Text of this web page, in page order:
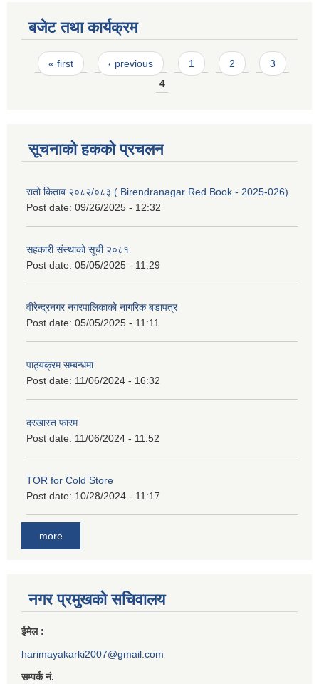
बजेट तथा कार्यक्रम
Pages
« first ‹ previous 1 2
3
4
सूचनाको हकको प्रचलन
रातो किताब २०८२/०८३ ( Birendranagar Red Book - 2025-026)
Post date: 09/26/2025 - 12:32
सहकारी संस्थाको सूची २०८१
Post date: 05/05/2025 - 11:29
वीरेन्द्रनगर नगरपालिकाको नागरिक बडापत्र
Post date: 05/05/2025 - 11:11
पाठ्यक्रम सम्बन्धमा
Post date: 11/06/2024 - 16:32
दरखास्त फारम
Post date: 11/06/2024 - 11:52
TOR for Cold Store
Post date: 10/28/2024 - 11:17
more
नगर प्रमुखको सचिवालय
ईमेल :
harimayakarki2007@gmail.com
सम्पर्क नं.